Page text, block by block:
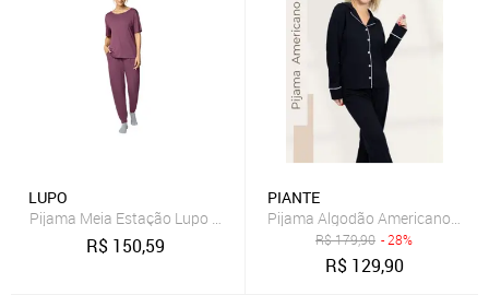
LUPO
Pijama Meia Estação Lupo Adulto Feminino 24646-001
R$ 150,59
PIANTE
Pijama Algodão Americano
R$179,90 - 28%
R$ 129,90